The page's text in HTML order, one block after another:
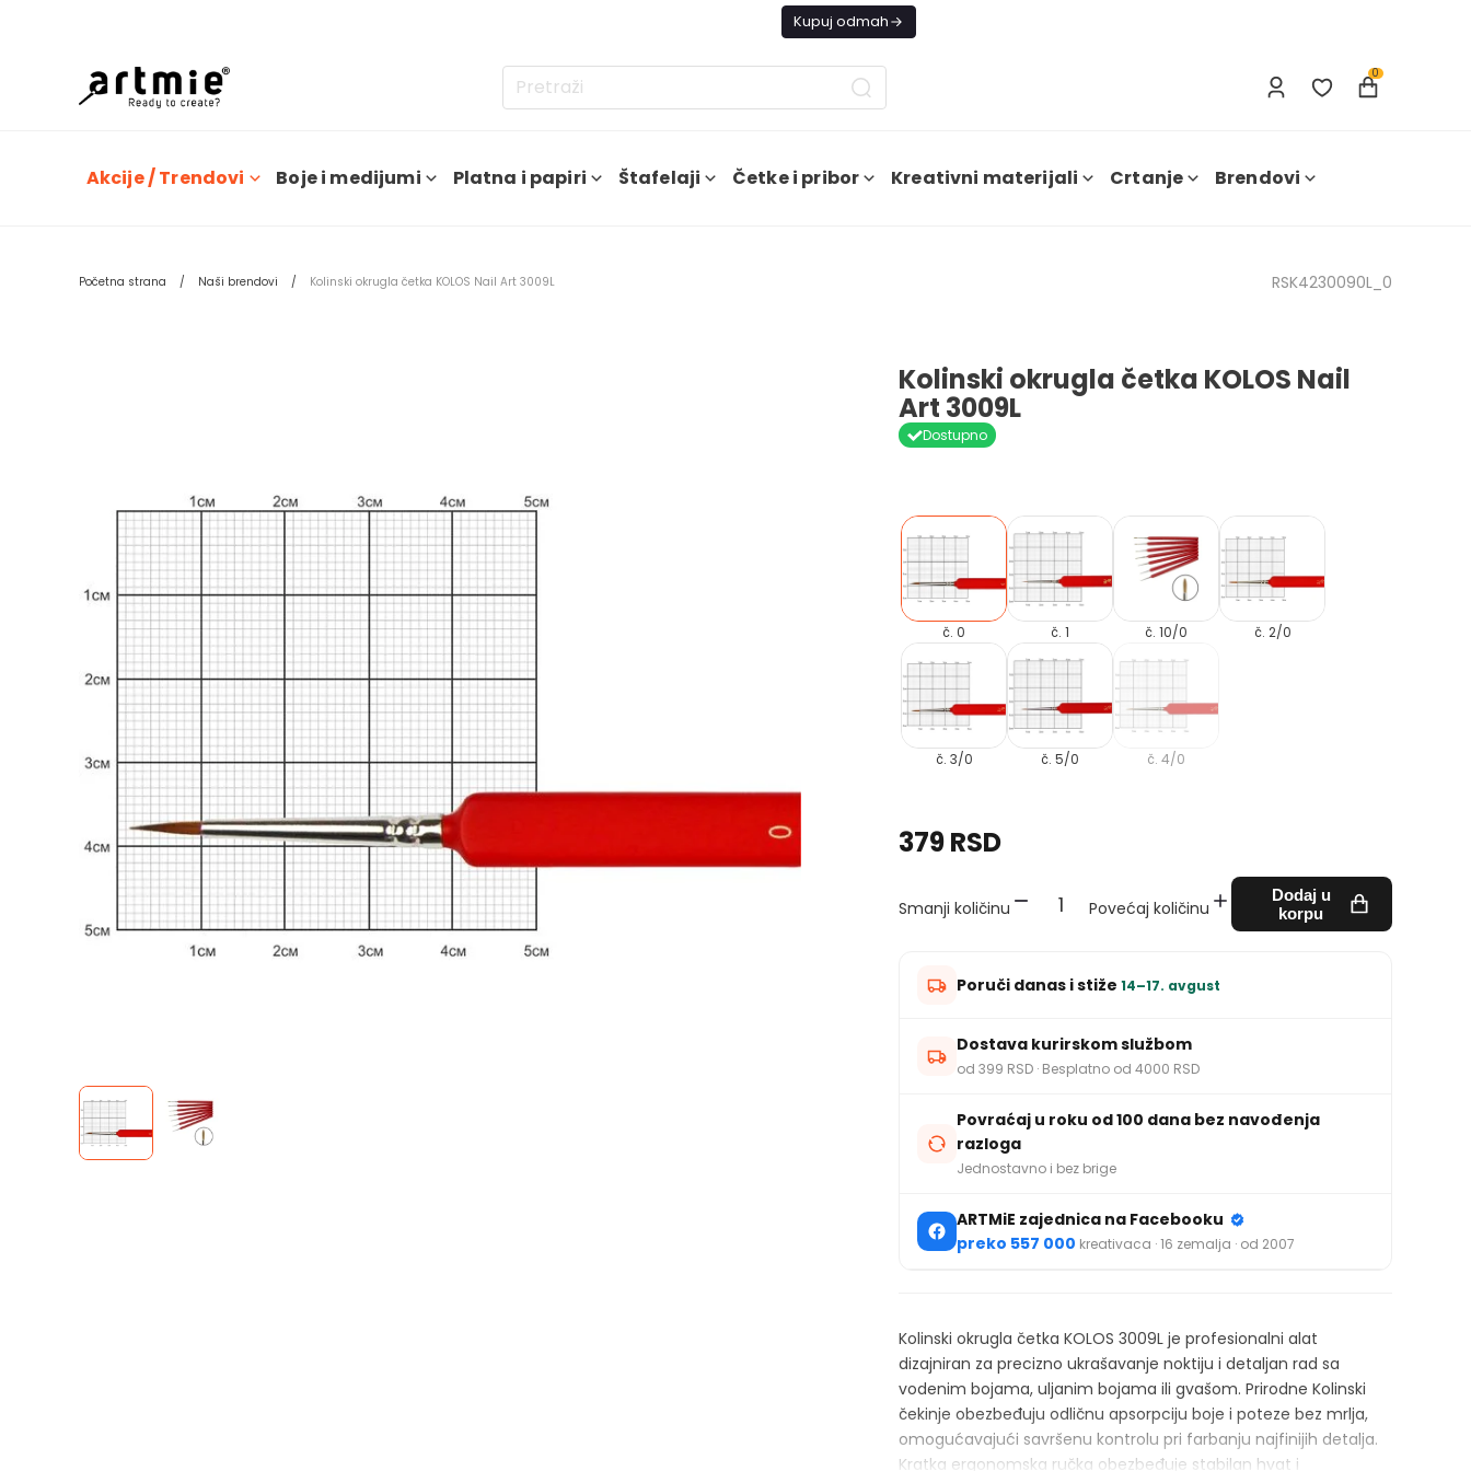
Kupuj odmah
0
Akcije / Trendovi Boje i medijumi Platna i papiri Štafelaji Četke i pribor Kreativni materijali Crtanje Brendovi
Početna strana Naši brendovi Kolinski okrugla četka KOLOS Nail Art 3009L RSK4230090L_0
Kolinski okrugla četka KOLOS Nail
Art 3009L
Dostupno
č. 0 č. 1 č. 10/0 č. 2/0
č. 3/0 č. 5/0 č. 4/0
379 RSD
Smanji količinu Povećaj količinu
Dodaj u
korpu
Poruči danas i stiže 14–17. avgust
Dostava kurirskom službom
od 399 RSD · Besplatno od 4000 RSD
Povraćaj u roku od 100 dana bez navođenja
razloga
Jednostavno i bez brige
ARTMiE zajednica na Facebooku
preko 557 000 kreativaca · 16 zemalja · od 2007
Kolinski okrugla četka KOLOS 3009L je profesionalni alat
dizajniran za precizno ukrašavanje noktiju i detaljan rad sa
vodenim bojama, uljanim bojama ili gvašom. Prirodne Kolinski
čekinje obezbeđuju odličnu apsorpciju boje i poteze bez mrlja,
omogućavajući savršenu kontrolu pri farbanju najfinijih detalja.
Kratka ergonomska ručka obezbeđuje stabilan hvat i